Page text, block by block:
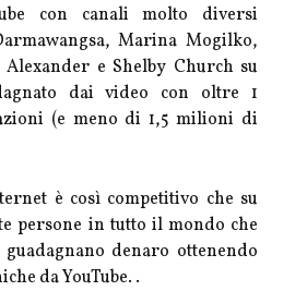
con canali molto diversi
Marina Mogilko,
e Shelby Church su
dai video con oltre 1
(e meno di 1,5 milioni di
è così competitivo che su
persone in tutto il mondo che
denaro ottenendo
da YouTube. .